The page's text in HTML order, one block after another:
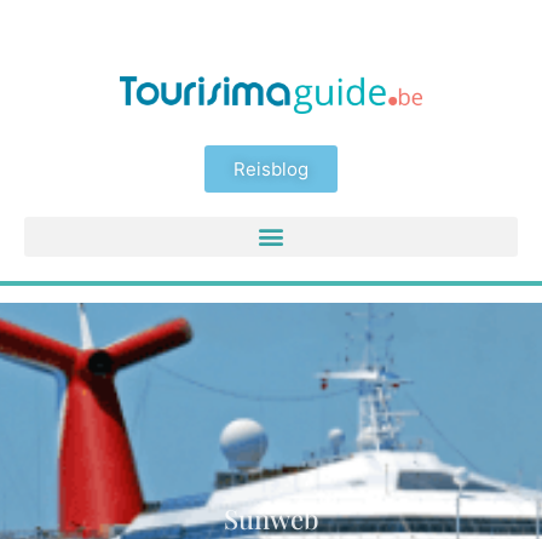
Reisblog
Sunweb